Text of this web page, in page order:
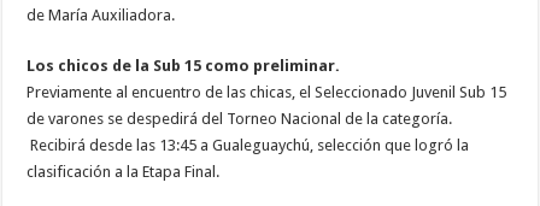
de María Auxiliadora.
Los chicos de la Sub 15 como preliminar.
Previamente al encuentro de las chicas, el Seleccionado Juvenil Sub 15
de varones se despedirá del Torneo Nacional de la categoría.
Recibirá desde las 13:45 a Gualeguaychú, selección que logró la
clasificación a la Etapa Final.